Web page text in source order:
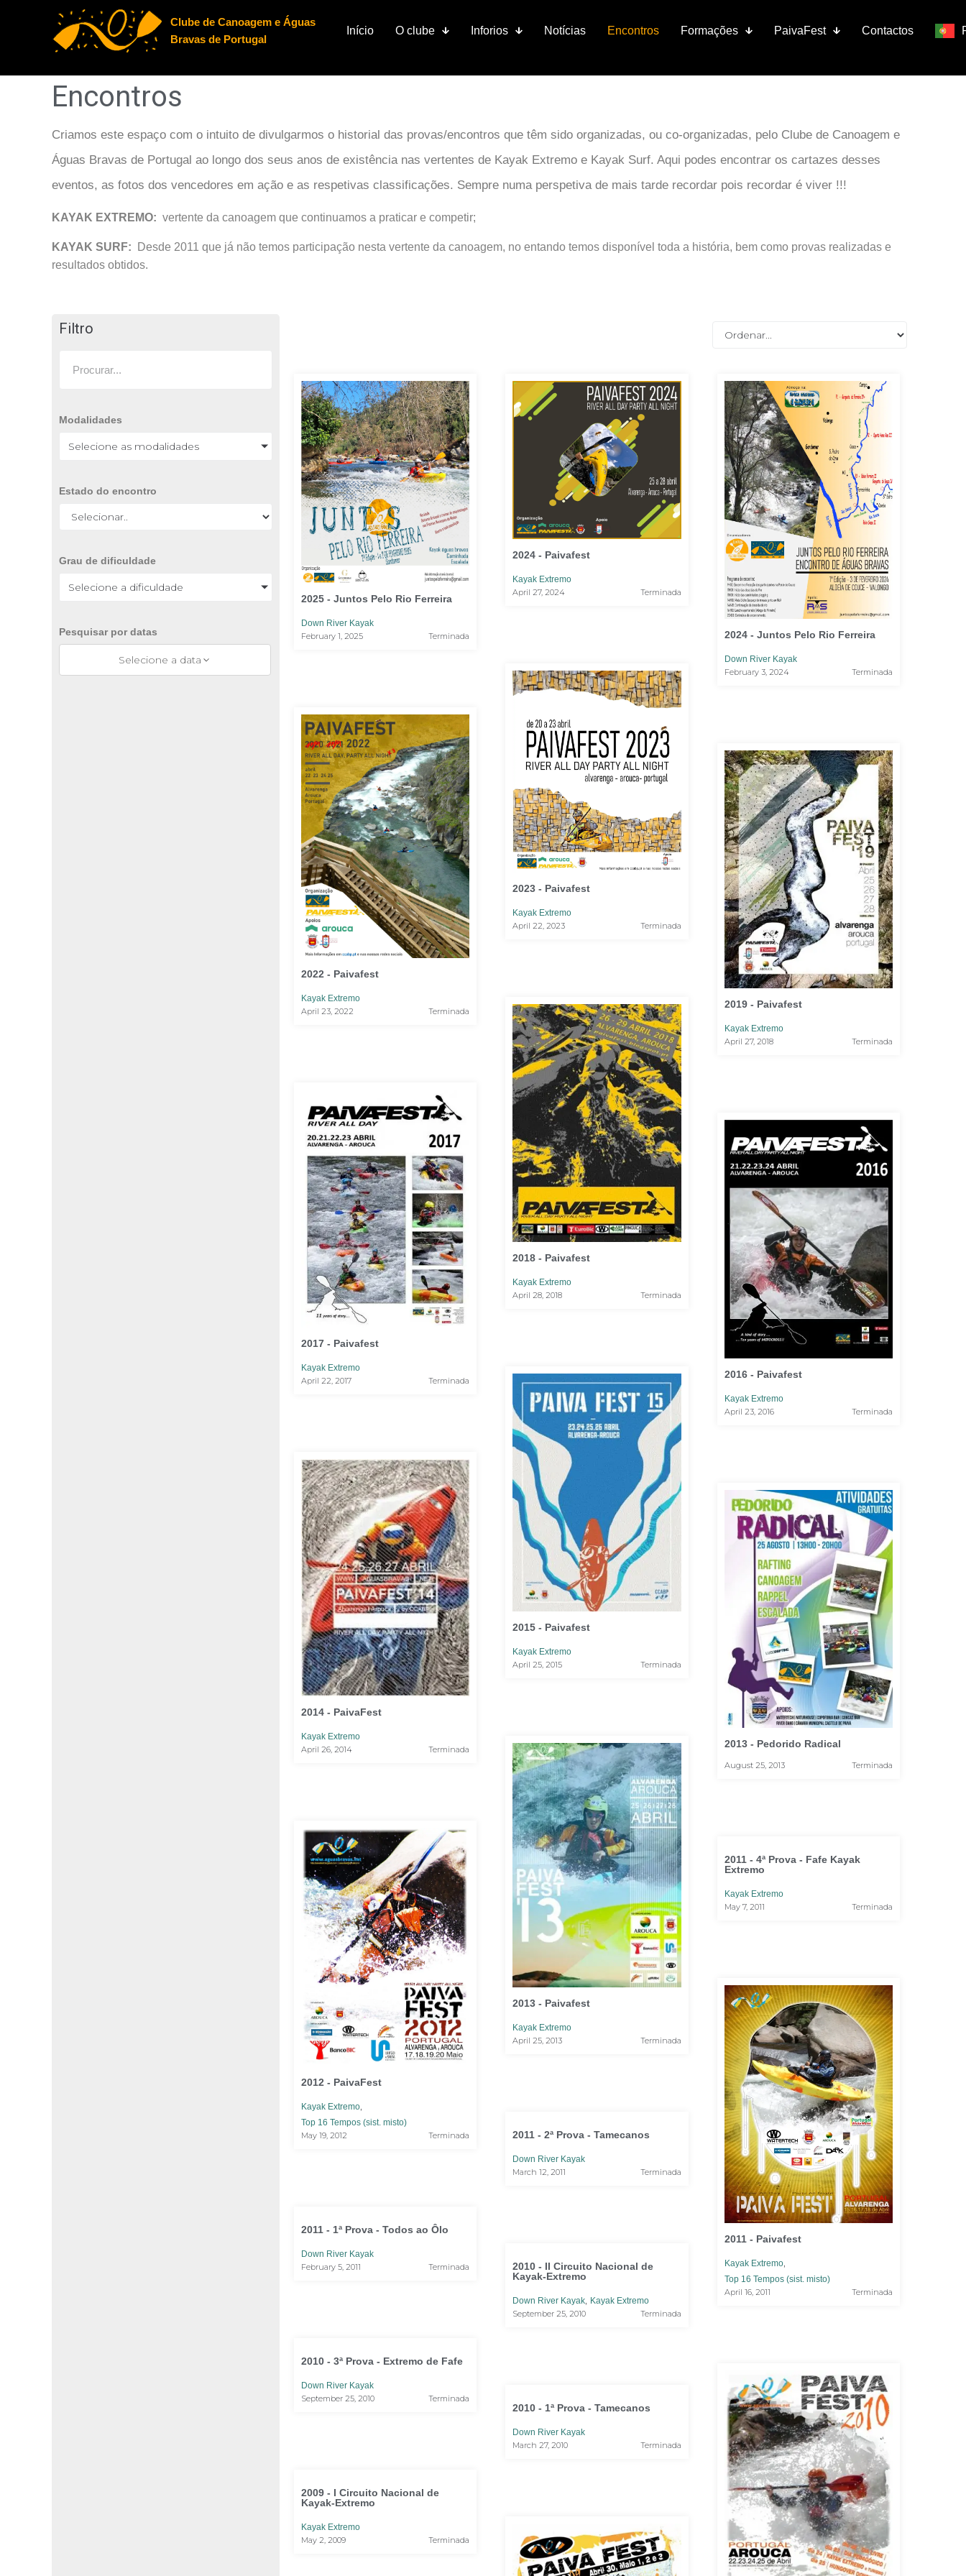
Clube de Canoagem e Águas
Bravas de Portugal
Início O clube Inforios Notícias Encontros Formações PaivaFest Contactos
Encontros
Criamos este espaço com o intuito de divulgarmos o historial das provas/encontros que têm sido organizadas, ou co-organizadas, pelo Clube de Canoagem e
Águas Bravas de Portugal ao longo dos seus anos de existência nas vertentes de Kayak Extremo e Kayak Surf. Aqui podes encontrar os cartazes desses
eventos, as fotos dos vencedores em ação e as respetivas classificações. Sempre numa perspetiva de mais tarde recordar pois recordar é viver !!!
KAYAK EXTREMO: vertente da canoagem que continuamos a praticar e competir;
KAYAK SURF:
Desde 2011 que já não temos participação nesta vertente da canoagem, no entando temos disponível toda a história, bem como provas realizadas e
resultados obtidos.
Filtro
Modalidades
Selecione as modalidades
Estado do encontro
Grau de dificuldade
Selecione a dificuldade
Pesquisar por datas
Selecione a data
2025 - Juntos Pelo Rio Ferreira
Down River Kayak
February 1, 2025
Terminada
2024 - Paivafest
Kayak Extremo
April 27, 2024
Terminada
2024 - Juntos Pelo Rio Ferreira
Down River Kayak
February 3, 2024
Terminada
2023 - Paivafest
Kayak Extremo
April 22, 2023
Terminada
2022 - Paivafest
Kayak Extremo
April 23, 2022
Terminada
2019 - Paivafest
Kayak Extremo
April 27, 2018
Terminada
2018 - Paivafest
Kayak Extremo
April 28, 2018
Terminada
2017 - Paivafest
Kayak Extremo
April 22, 2017
Terminada
2016 - Paivafest
Kayak Extremo
April 23, 2016
Terminada
2015 - Paivafest
Kayak Extremo
April 25, 2015
Terminada
2014 - PaivaFest
Kayak Extremo
April 26, 2014
Terminada
2013 - Pedorido Radical
August 25, 2013 Terminada
2013 - Paivafest
Kayak Extremo
April 25, 2013
Terminada
2012 - PaivaFest
Kayak Extremo,
Top 16 Tempos (sist. misto)
May 19, 2012
Terminada
2011 - 4ª Prova - Fafe Kayak
Extremo
Kayak Extremo
May 7, 2011
Terminada
2011 - Paivafest
Kayak Extremo,
Top 16 Tempos (sist. misto)
April 16, 2011
Terminada
2011 - 2ª Prova - Tamecanos
Down River Kayak
March 12, 2011
Terminada
2011 - 1ª Prova - Todos ao Ôlo
Down River Kayak
February 5, 2011
Terminada
2010 - II Circuito Nacional de
Kayak-Extremo
Down River Kayak, Kayak Extremo
September 25, 2010
Terminada
2010 - 3ª Prova - Extremo de Fafe
Down River Kayak
September 25, 2010
Terminada
2010 - 1ª Prova - Tamecanos
Down River Kayak
March 27, 2010
Terminada
2009 - I Circuito Nacional de
Kayak-Extremo
Kayak Extremo
May 2, 2009
Terminada